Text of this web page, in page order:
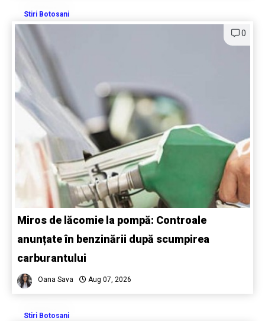
Stiri Botosani
0
Miros de lăcomie la pompă: Controale
anunțate în benzinării după scumpirea
carburantului
Oana Sava Aug 07, 2026
Stiri Botosani